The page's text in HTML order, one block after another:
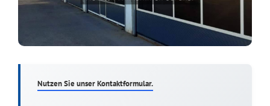
Nutzen Sie unser Kontaktformular.